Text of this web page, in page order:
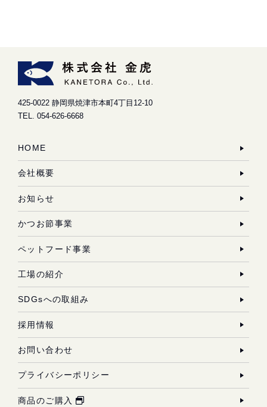
425-0022 静岡県焼津市本町4丁目12-10
TEL. 054-626-6668
HOME
会社概要
お知らせ
かつお節事業
ペットフード事業
工場の紹介
SDGsへの取組み
採用情報
お問い合わせ
プライバシーポリシー
商品のご購入